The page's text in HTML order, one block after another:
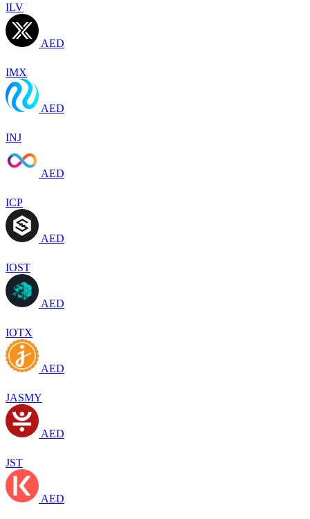
ILV
AED
IMX
AED
INJ
AED
ICP
AED
IOST
AED
IOTX
AED
JASMY
AED
JST
AED